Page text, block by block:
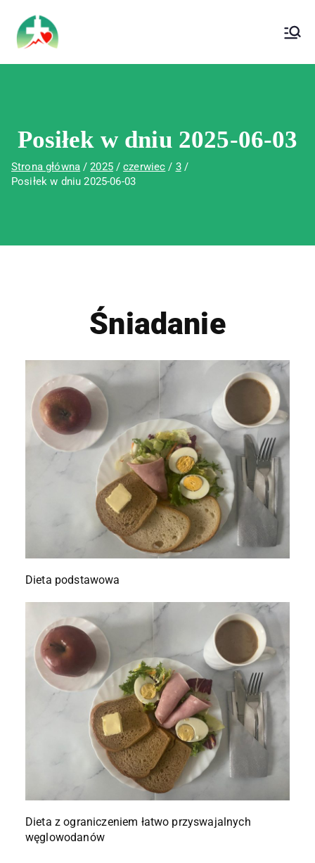
Wojewódzki Szpital Specjalistyczny im.
Św. Rafała w Czerwonej Górze
Posiłek w dniu 2025-06-03
Strona główna 2025 czerwiec
3
Posiłek w dniu 2025-06-03
Śniadanie
Dieta podstawowa
Dieta z ograniczeniem łatwo przyswajalnych
węglowodanów